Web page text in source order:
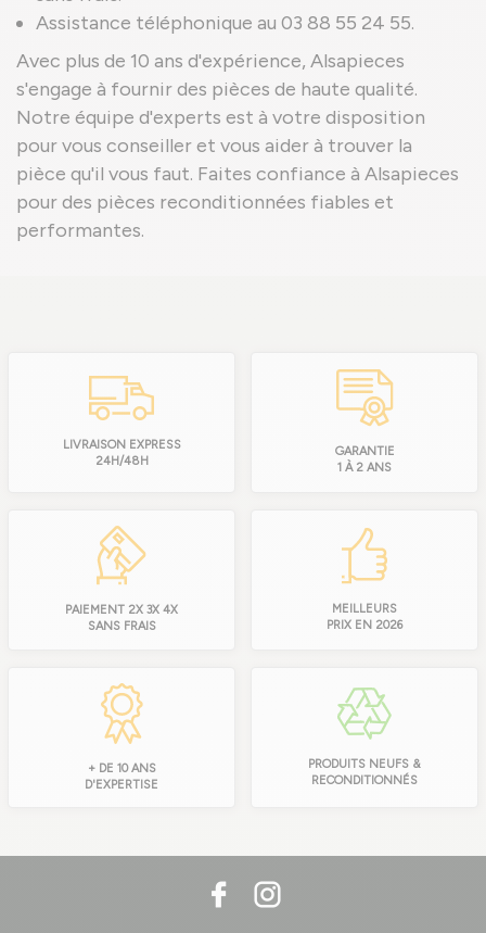
Assistance téléphonique au 03 88 55 24 55.
Avec plus de 10 ans d'expérience, Alsapieces
s'engage à fournir des pièces de haute qualité.
Notre équipe d'experts est à votre disposition
pour vous conseiller et vous aider à trouver la
pièce qu'il vous faut. Faites confiance à Alsapieces
pour des pièces reconditionnées fiables et
performantes.
LIVRAISON EXPRESS
24H/48H
GARANTIE
1 À 2 ANS
PAIEMENT 2X 3X 4X
SANS FRAIS
MEILLEURS
PRIX EN 2026
+ DE 10 ANS
D'EXPERTISE
PRODUITS NEUFS &
RECONDITIONNÉS